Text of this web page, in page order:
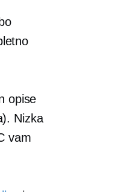
opise
Nizka
vam